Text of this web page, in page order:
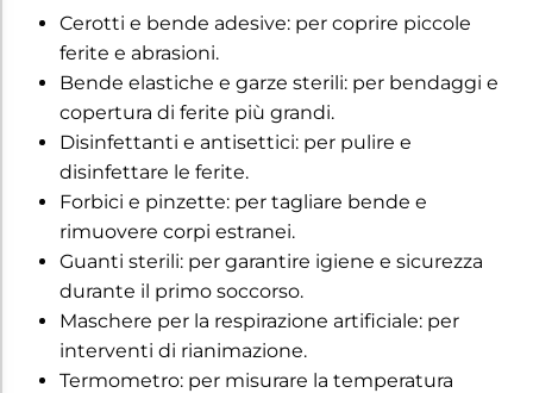
Cerotti e bende adesive: per coprire piccole
ferite e abrasioni.
Bende elastiche e garze sterili: per bendaggi e
copertura di ferite più grandi.
Disinfettanti e antisettici: per pulire e
disinfettare le ferite.
Forbici e pinzette: per tagliare bende e
rimuovere corpi estranei.
Guanti sterili: per garantire igiene e sicurezza
durante il primo soccorso.
Maschere per la respirazione artificiale: per
interventi di rianimazione.
Termometro: per misurare la temperatura